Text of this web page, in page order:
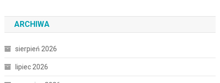
ARCHIWA
sierpień 2026
lipiec 2026